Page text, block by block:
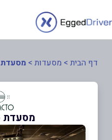
דף הבית > מסעדות > מסעדת De facto
מסעדת De facto